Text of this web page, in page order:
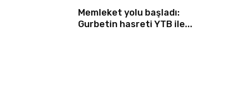
Memleket yolu başladı:
Gurbetin hasreti YTB ile...